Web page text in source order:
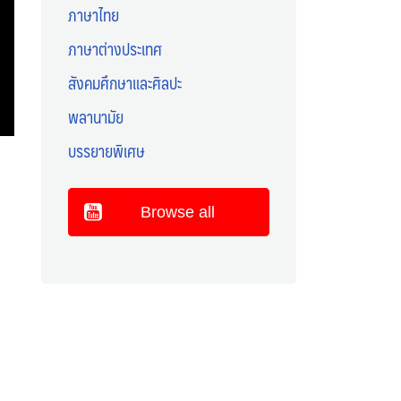
ภาษาไทย
ภาษาต่างประเทศ
สังคมศึกษาและศิลปะ
พลานามัย
บรรยายพิเศษ
Browse all